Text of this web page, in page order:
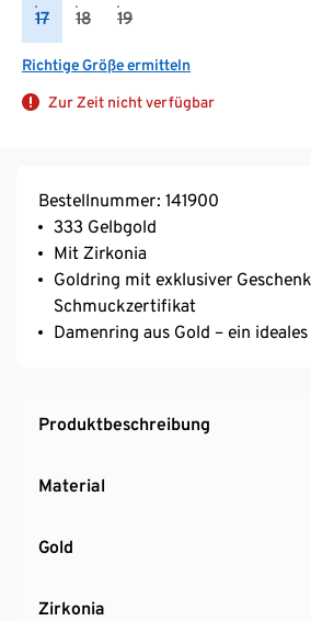
17 18 19
Richtige Größe ermitteln
Zur Zeit nicht verfügbar
Bestellnummer: 141900
333 Gelbgold
Mit Zirkonia
Goldring mit exklusiver
Schmuckzertifikat
Damenring aus Gold – ein
Produktbeschreibung
Material
Gold
Zirkonia